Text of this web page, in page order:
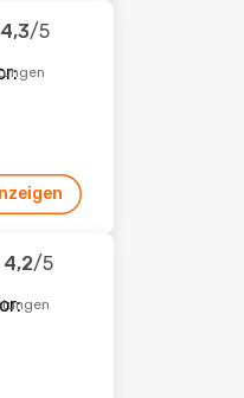
4,3/5
4,2/5